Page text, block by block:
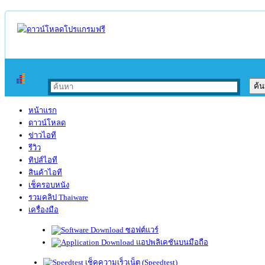
หน้าแรก
ดาวน์โหลด
ข่าวไอที
รีวิว
ทิปส์ไอที
สินค้าไอที
เช็ครอบหนัง
รวมคลิป Thaiware
เครื่องมือ
ซอฟต์แวร์
แอปพลิเคชันบนมือถือ
เช็คความเร็วเน็ต (Speedtest)